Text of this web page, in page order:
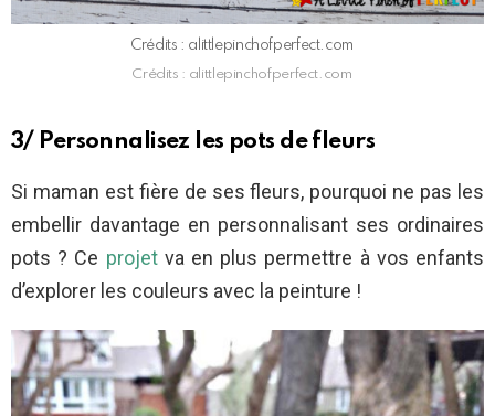
Crédits : alittlepinchofperfect.com
Crédits : alittlepinchofperfect.com
3/ Personnalisez les pots de fleurs
Si maman est fière de ses fleurs, pourquoi ne pas les
embellir davantage en personnalisant ses ordinaires
pots ? Ce projetva en plus permettre à vos enfants
d’explorer les couleurs avec la peinture !